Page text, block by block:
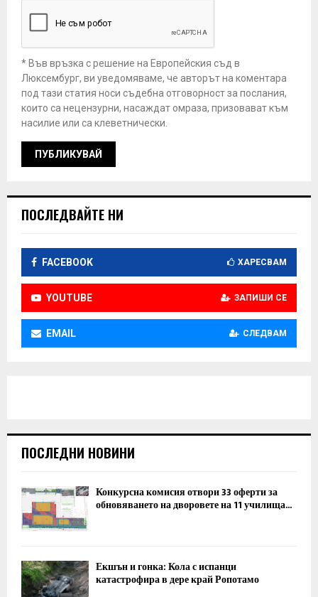
* Във връзка с решение на Европейския съд в
Люксембург, ви уведомяваме, че авторът на коментара
под тази статия носи съдебна отговорност за послания,
които са нецензурни, насаждат омраза, призовават към
насилие или са клеветнически.
ПОСЛЕДВАЙТЕ НИ
FACEBOOK ХАРЕСВАМ
YOUTUBE ЗАПИШИ СЕ
EMAIL СЛЕДВАМ
ПОСЛЕДНИ НОВИНИ
Конкурсна комисия отвори 33 оферти за
обновяването на дворовете на 11 училища...
Екшън и гонка: Кола с испанци
катастрофира в дере край Ропотамо